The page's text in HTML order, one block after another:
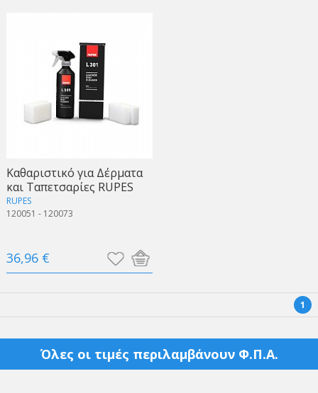
Καθαριστικό για Δέρματα
και Ταπετσαρίες RUPES
RUPES
120051 - 120073
36,96 €
1
Όλες οι τιμές περιλαμβάνουν Φ.Π.Α.